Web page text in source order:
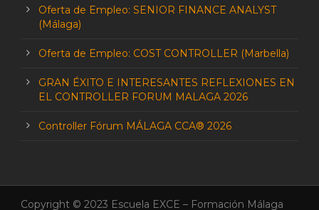
Oferta de Empleo: SENIOR FINANCE ANALYST
(Málaga)
Oferta de Empleo: COST CONTROLLER (Marbella)
GRAN ÉXITO E INTERESANTES REFLEXIONES EN
EL CONTROLLER FORUM MALAGA 2026
Controller Fórum MÁLAGA CCA® 2026
Copyright © 2023 Escuela EXCE – Formación Málaga